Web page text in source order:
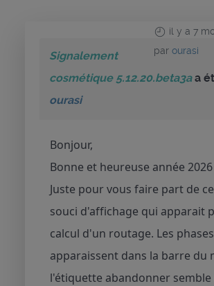
il y a 7
par ourasi
Signalement
cosmétique 5.12.20.beta3aa
ourasi
Bonjour,
Bonne et heureuse année
Juste pour vous faire part de
souci d'affichage qui apparait
calcul d'un routage. Les phases
apparaissent dans la barre du
l'étiquette abandonner